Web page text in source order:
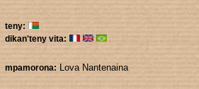
teny:
dikan'teny vita:
mpamorona: Lova Nantenaina